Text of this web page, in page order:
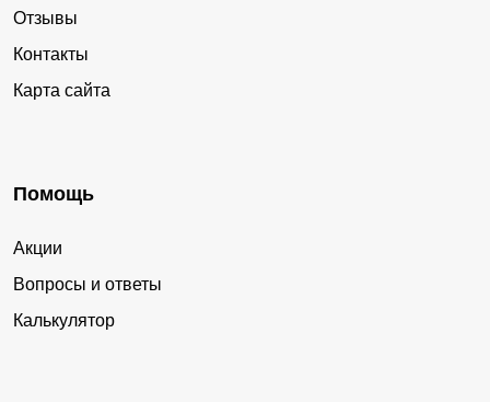
Отзывы
Контакты
Карта сайта
Помощь
Акции
Вопросы и ответы
Калькулятор